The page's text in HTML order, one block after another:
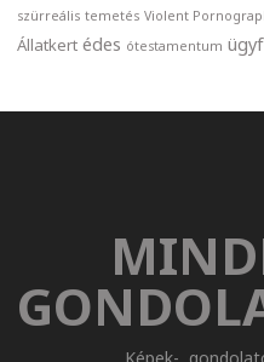
szürreális temetés Violent
Állatkert édes ótestamentum